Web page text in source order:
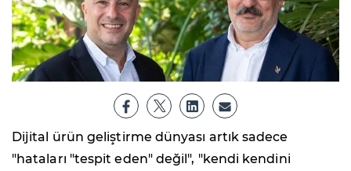
Dijital ürün geliştirme dünyası artık sadece
"hataları "tespit eden" değil", "kendi kendini